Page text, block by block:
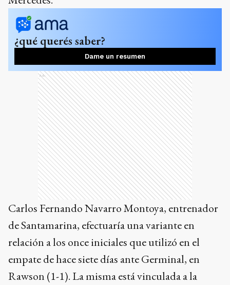
¿qué querés saber?
Dame un resumen
Ads
Carlos Fernando Navarro Montoya, entrenador
de Santamarina, efectuaría una variante en
relación a los once iniciales que utilizó en el
empate de hace siete días ante Germinal, en
Rawson (1-1). La misma está vinculada a la